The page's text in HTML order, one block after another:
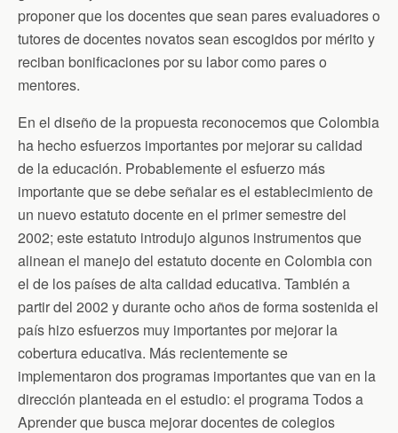
proponer que los docentes que sean pares evaluadores o
tutores de docentes novatos sean escogidos por mérito y
reciban bonificaciones por su labor como pares o
mentores.
En el diseño de la propuesta reconocemos que Colombia
ha hecho esfuerzos importantes por mejorar su calidad
de la educación. Probablemente el esfuerzo más
importante que se debe señalar es el establecimiento de
un nuevo estatuto docente en el primer semestre del
2002; este estatuto introdujo algunos instrumentos que
alinean el manejo del estatuto docente en Colombia con
el de los países de alta calidad educativa. También a
partir del 2002 y durante ocho años de forma sostenida el
país hizo esfuerzos muy importantes por mejorar la
cobertura educativa. Más recientemente se
implementaron dos programas importantes que van en la
dirección planteada en el estudio: el programa Todos a
Aprender que busca mejorar docentes de colegios